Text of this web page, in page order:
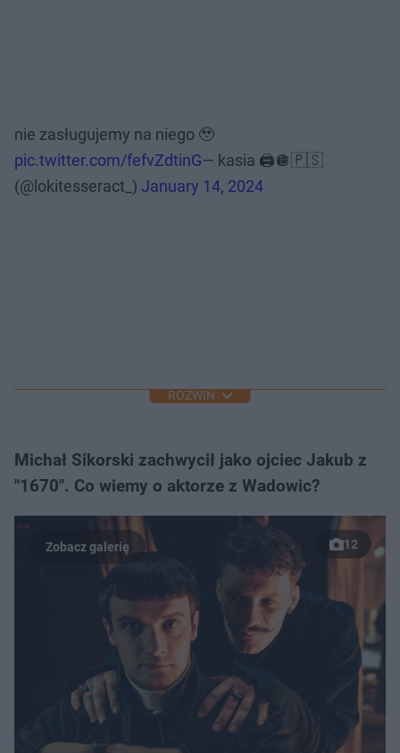
nie zasługujemy na niego 🥹
pic.twitter.com/fefvZdtinG— kasia 🖨️🪩🇵🇸
(@lokitesseract_) January 14, 2024
ROZWIŃ
Michał Sikorski zachwycił jako ojciec Jakub z
"1670". Co wiemy o aktorze z Wadowic?
12